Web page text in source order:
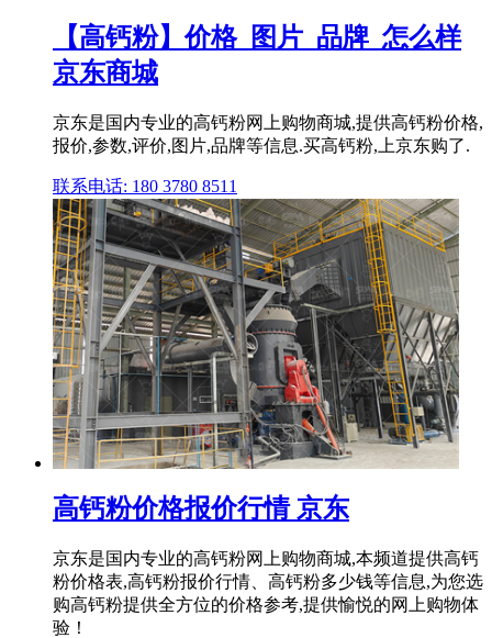
【高钙粉】价格_图片_品牌_怎么样
京东商城
京东是国内专业的高钙粉网上购物商城,提供高钙粉价格,
报价,参数,评价,图片,品牌等信息.买高钙粉,上京东购了.
联系电话: 180 3780 8511
高钙粉价格报价行情 京东
京东是国内专业的高钙粉网上购物商城,本频道提供高钙
粉价格表,高钙粉报价行情、高钙粉多少钱等信息,为您选
购高钙粉提供全方位的价格参考,提供愉悦的网上购物体
验！